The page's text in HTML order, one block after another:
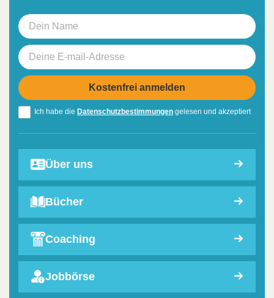
Ich habe die Datenschutzbestimmungen gelesen und akzeptiert
Über uns
Bücher
Coaching
Jobbörse